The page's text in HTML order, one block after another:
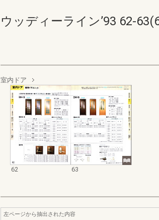
ウッディーライン’93 62-
室内ドア
62 63
左ページから抽出された内容